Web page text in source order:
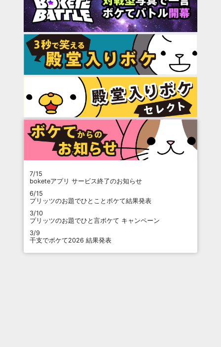
7/15
boketeアプリ サービス終了のお知らせ
6/15
プリッツのお題でひとことボケて結果発表
3/10
プリッツのお題でひと言ボケて キャンペーン
3/9
干支でボケて2026 結果発表